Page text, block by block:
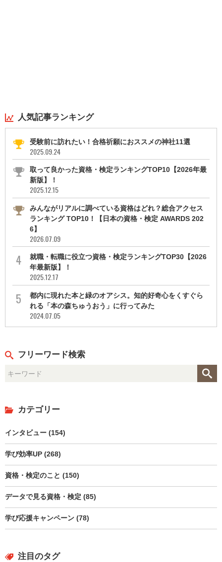
人気記事ランキング
受験前に訪れたい！合格祈願におススメの神社11選
2025.09.24
取って良かった資格・検定ランキングTOP10【2026年最
新版】！
2025.12.15
みんながリアルに調べている資格はどれ？総合アクセス
ランキング TOP10！【日本の資格・検定 AWARDS 202
6】
2026.07.09
就職・転職に役立つ資格・検定ランキングTOP30【2026
年最新版】！
2025.12.17
都内に現れた本と緑のオアシス。知的好奇心をくすぐら
れる「本の森ちゅうおう」に行ってみた
2024.07.05
フリーワード検索
カテゴリー
インタビュー (154)
学び効率UP (268)
資格・検定のこと (150)
データで見る資格・検定 (85)
学び応援キャンペーン (78)
注目のタグ